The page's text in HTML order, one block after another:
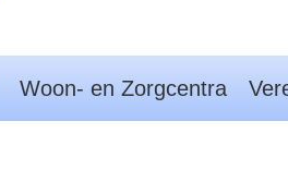
Woon- en Zorgcentra